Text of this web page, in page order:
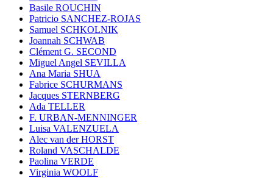
Basile ROUCHIN
Patricio SANCHEZ-ROJAS
Samuel SCHKOLNIK
Joannah SCHWAB
Clément G. SECOND
Miguel Angel SEVILLA
Ana Maria SHUA
Fabrice SCHURMANS
Jacques STERNBERG
Ada TELLER
F. URBAN-MENNINGER
Luisa VALENZUELA
Alec van der HORST
Roland VASCHALDE
Paolina VERDE
Virginia WOOLF